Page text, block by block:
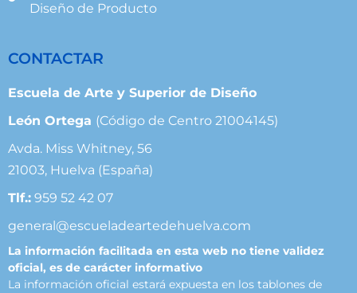
Diseño de Producto
CONTACTAR
Escuela de Arte y Superior de Diseño
León Ortega (Código de Centro 21004145)
Avda. Miss Whitney, 56
21003, Huelva (España)
Tlf.: 959 52 42 07
general@escueladeartedehuelva.com
La información facilitada en esta web no tiene validez
oficial, es de carácter informativo
La información oficial estará expuesta en los tablones de